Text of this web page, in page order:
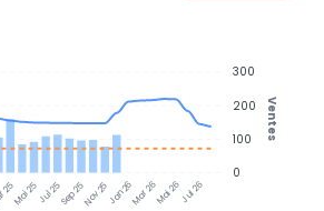
25Mai 25Jul 25Sep 25Nov 25Jan 26Mar 26Mai 26Jul 26
300
200
100
0
Ventes